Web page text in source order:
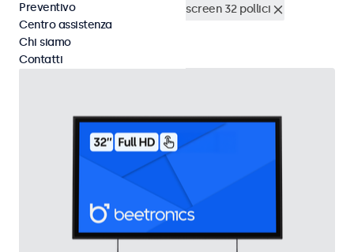
Utilizzo continuo (24/7)
Touchscreen 32 pollici
Cancella i filtri
Preventivo
Centro assistenza
Chi siamo
Contatti